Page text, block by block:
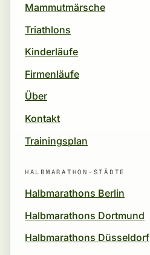
Mammutmärsche
Triathlons
Kinderläufe
Firmenläufe
Über
Kontakt
Trainingsplan
HALBMARATHON-STÄDTE
Halbmarathons Berlin
Halbmarathons Dortmund
Halbmarathons Düsseldorf